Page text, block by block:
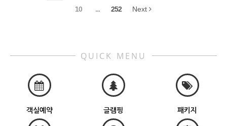
10 ... 252 Next
QUICK MENU
객실예약 글램핑 패키지